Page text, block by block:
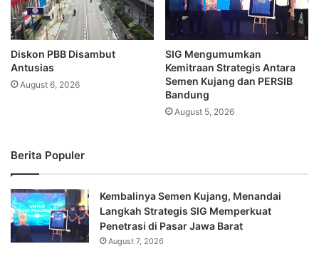
Diskon PBB Disambut
Antusias
August 6, 2026
SIG Mengumumkan
Kemitraan Strategis Antara
Semen Kujang dan PERSIB
Bandung
August 5, 2026
Berita Populer
Kembalinya Semen Kujang, Menandai
Langkah Strategis SIG Memperkuat
Penetrasi di Pasar Jawa Barat
August 7, 2026